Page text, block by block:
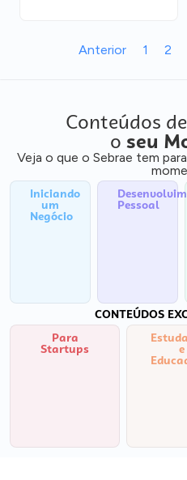
Anterior 1 2
Conteúdos
o seu
Veja o que o Sebrae tem
Iniciando
um
Negócio
Pessoal
CONTEÚDOS
Para
Startups e